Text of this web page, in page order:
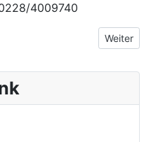
4009740
für die Entsorgungs- und
Nächster
Weiter